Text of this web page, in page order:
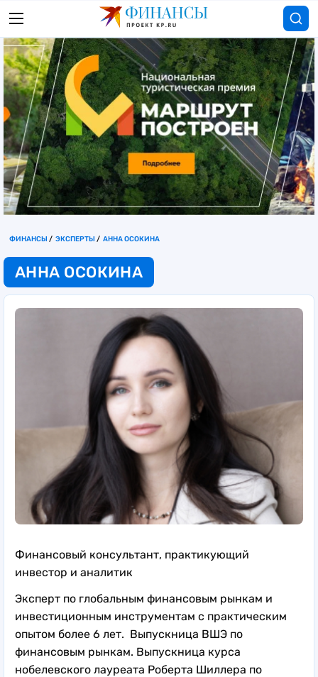
ФИНАНСЫ ЭКСПЕРТЫ АННА ОСОКИНА
АННА ОСОКИНА
Финансовый консультант, практикующий
инвестор и аналитик
Эксперт по глобальным финансовым рынкам и
инвестиционным инструментам с практическим
опытом более 6 лет. Выпускница ВШЭ по
финансовым рынкам. Выпускница курса
нобелевского лауреата Роберта Шиллера по